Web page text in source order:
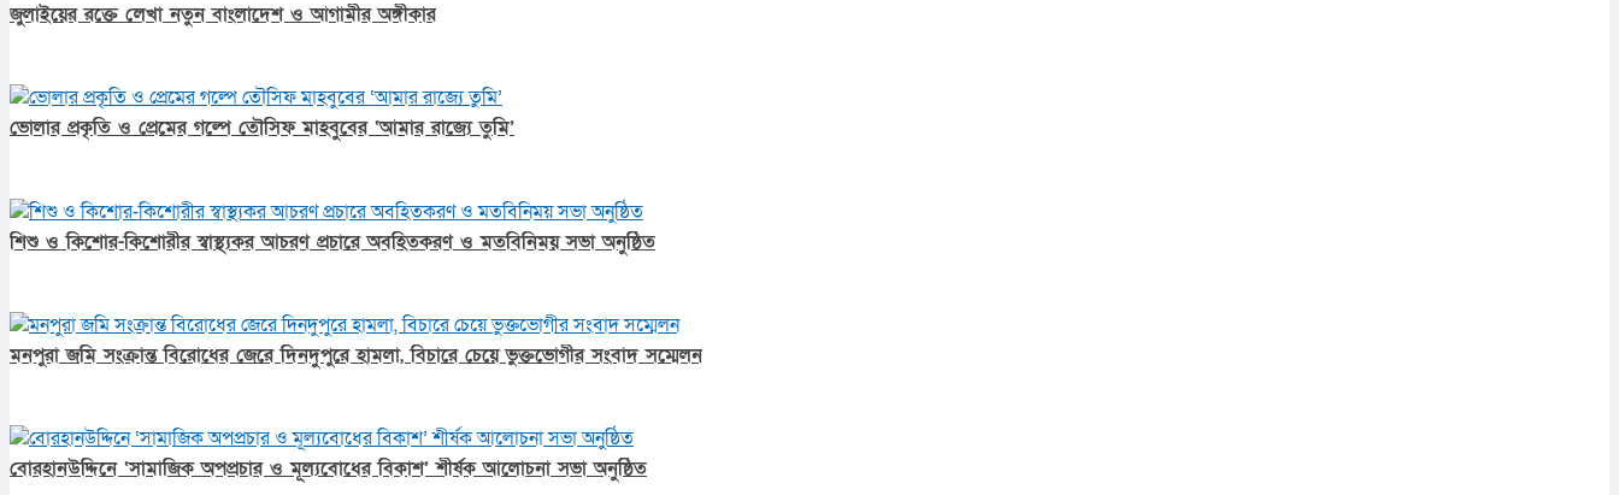
জুলাইয়ের রক্তে লেখা নতুন বাংলাদেশ ও আগামীর অঙ্গীকার​
ভোলার প্রকৃতি ও প্রেমের গল্পে তৌসিফ মাহবুবের ‘আমার রাজ্যে তুমি’
শিশু ও কিশোর-কিশোরীর স্বাস্থ্যকর আচরণ প্রচারে অবহিতকরণ ও মতবিনিময় সভা অনুষ্ঠিত
মনপুরা জমি সংক্রান্ত বিরোধের জেরে দিনদুপুরে হামলা, বিচারে চেয়ে ভুক্তভোগীর সংবাদ সম্মেলন
বোরহানউদ্দিনে ‘সামাজিক অপপ্রচার ও মূল্যবোধের বিকাশ’ শীর্ষক আলোচনা সভা অনুষ্ঠিত